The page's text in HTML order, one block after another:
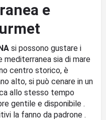
e
si possono gustare i
sia di mare
centro storico, è
alto, si può cenare in un
allo stesso tempo
gentile e disponibile .
la fanno da padrone .